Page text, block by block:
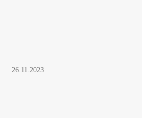
26.11.2023